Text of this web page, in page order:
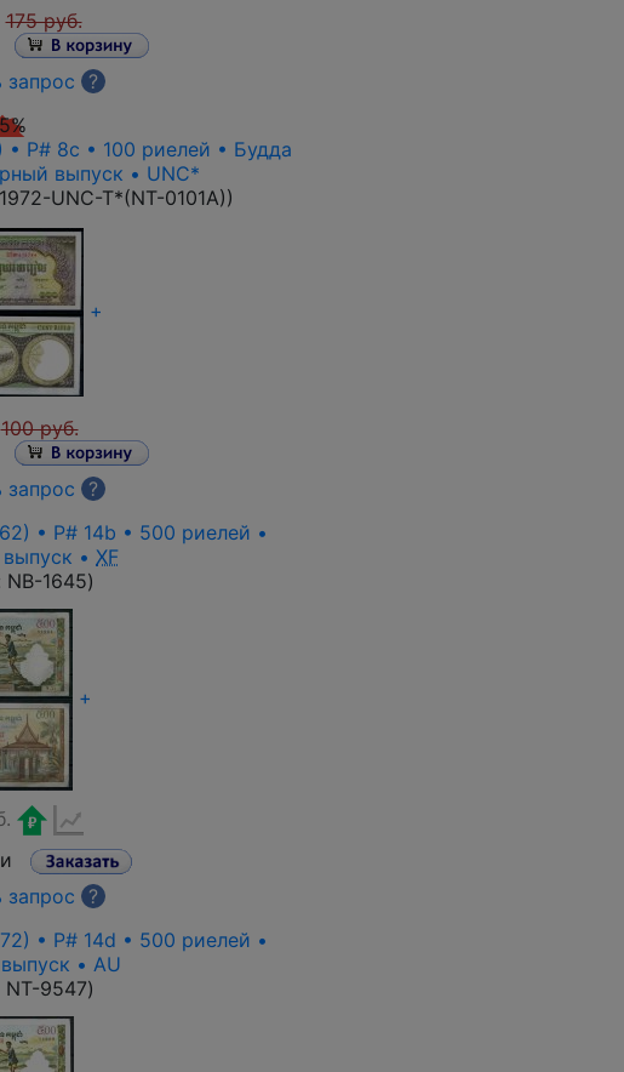
175 руб.
запрос
?
• P# 8c • 100 риелей • Будда
выпуск • UNC*
UNC-T*(NT-0101A))
+
100 руб.
запрос
?
• P# 14b • 500 риелей •
• XF
NB-1645)
+
запрос
?
• P# 14d • 500 риелей •
• AU
NT-9547)